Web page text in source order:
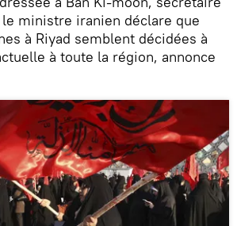
ministre iranien déclare que
à Riyad semblent décidées à
à toute la région, annonce